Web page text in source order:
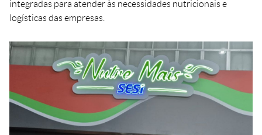
integradas para atender às necessidades nutricionais e
logísticas das empresas.